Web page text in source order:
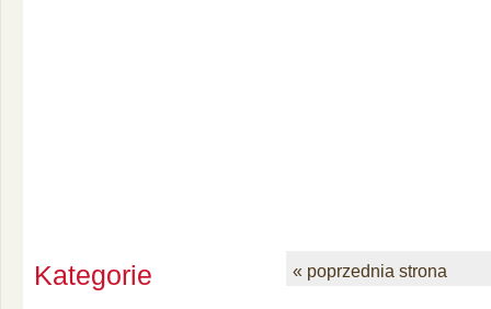
Kategorie « poprzednia strona